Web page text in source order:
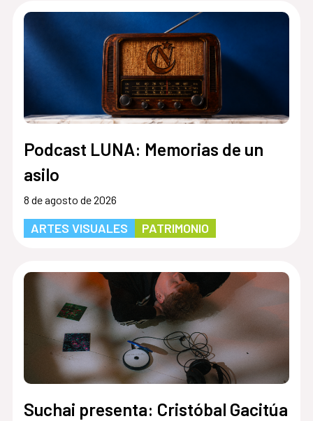
Podcast LUNA: Memorias de un
asilo
8 de agosto de 2026
ARTES VISUALES PATRIMONIO
Suchai presenta: Cristóbal Gacitúa